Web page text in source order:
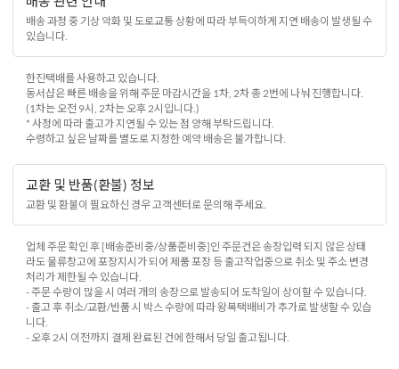
배송 과정 중 기상 악화 및 도로교통 상황에 따라 부득이하게 지연 배송이 발생될 수
있습니다.
한진택배를 사용하고 있습니다.
동서샵은 빠른 배송을 위해 주문 마감시간을 1차, 2차 총 2번에 나눠 진행합니다.
(1차는 오전 9시, 2차는 오후 2시입니다.)
* 사정에 따라 출고가 지연될 수 있는 점 양해 부탁드립니다.
수령하고 싶은 날짜를 별도로 지정한 예약 배송은 불가합니다.
교환 및 반품(환불) 정보
교환 및 환불이 필요하신 경우 고객센터로 문의해 주세요.
업체 주문 확인 후 [배송준비중/상품준비중]인 주문건은 송장입력 되지 않은 상태
라도 물류창고에 포장지시가 되어 제품 포장 등 출고작업중으로 취소 및 주소 변경
처리가 제한될 수 있습니다.
- 주문 수량이 많을 시 여러 개의 송장으로 발송되어 도착일이 상이할 수 있습니다.
- 출고 후 취소/교환/반품 시 박스 수량에 따라 왕복택배비가 추가로 발생할 수 있습
니다.
- 오후 2시 이전까지 결제 완료된 건에 한해서 당일 출고됩니다.